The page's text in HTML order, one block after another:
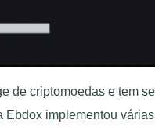
criptomoedas e tem
implementou